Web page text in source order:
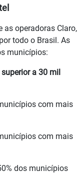
as operadoras Claro,
todo o Brasil. As
municípios:
a 30 mil
com mais
com mais
dos municípios